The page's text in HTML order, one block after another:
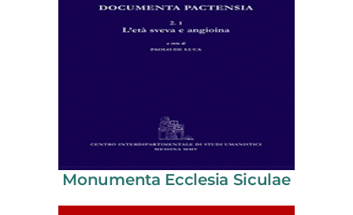
Monumenta Ecclesia Siculae